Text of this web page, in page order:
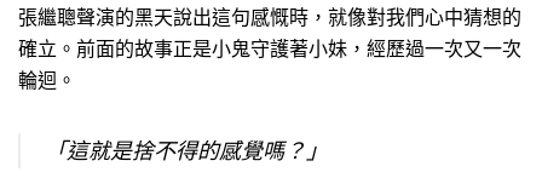
張繼聰聲演的黑天說出這句感慨時，就像對我們心中猜想的
確立。前面的故事正是小鬼守護著小妹，經歷過一次又一次
輪迴。
「這就是捨不得的感覺嗎？」